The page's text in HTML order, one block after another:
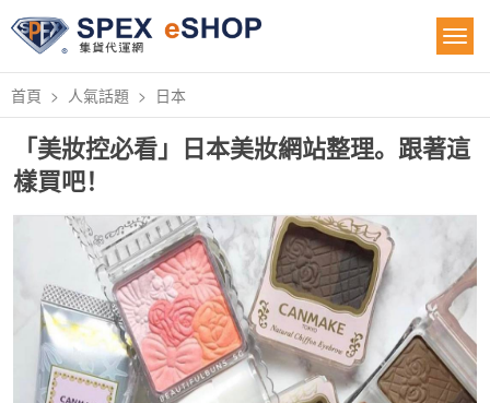
首頁 人氣話題 日本
「美妝控必看」日本美妝網站整理。跟著這
樣買吧！